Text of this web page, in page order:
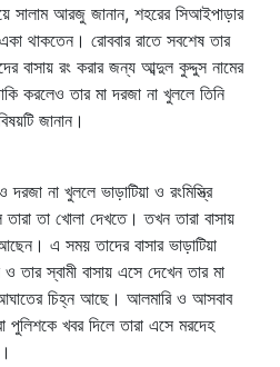
সালাম আরজু জানান, শহরের সিআইপাড়ার
থাকতেন। রোববার রাতে সবশেষ তার
বাসায় রং করার জন্য আব্দুল কুদ্দুস নামের
করলেও তার মা দরজা না খুললে তিনি
জানান।
না খুললে ভাড়াটিয়া ও রংমিস্ত্রি
তা খোলা দেখতে। তখন তারা বাসায়
এ সময় তাদের বাসার ভাড়াটিয়া
তার স্বামী বাসায় এসে দেখেন তার মা
চিহ্ন আছে। আলমারি ও আসবাব
খবর দিলে তারা এসে মরদেহ